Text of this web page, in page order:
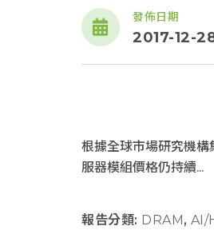
發佈日期
2017-12-
根據全球市場研究機
服器模組價格仍持續...
報告分類: DRAM, AI/